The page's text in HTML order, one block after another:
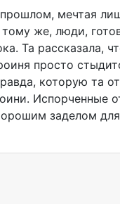
мечтая
же, люди,
Та рассказала,
просто
которую та
Испорченные
заделом